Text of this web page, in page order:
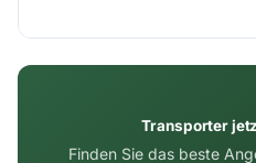
Transporter
Finden Sie das beste